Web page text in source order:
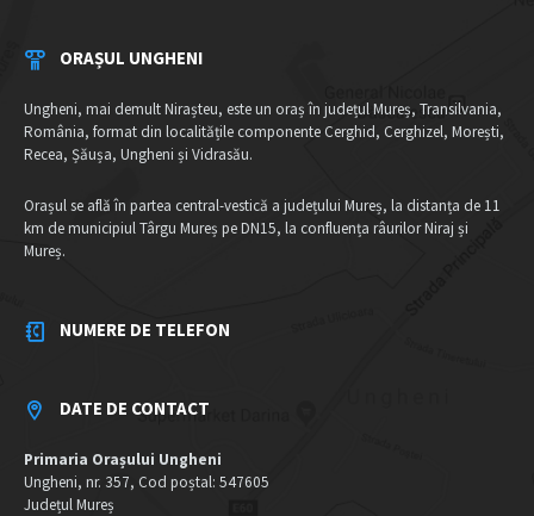
ORAȘUL UNGHENI
Ungheni, mai demult Nirașteu, este un oraș în județul Mureș, Transilvania,
România, format din localitățile componente Cerghid, Cerghizel, Morești,
Recea, Șăușa, Ungheni și Vidrasău.
Orașul se află în partea central-vestică a județului Mureș, la distanța de 11
km de municipiul Târgu Mureș pe DN15, la confluența râurilor Niraj și
Mureș.
NUMERE DE TELEFON
DATE DE CONTACT
Primaria Orașului Ungheni
Ungheni, nr. 357, Cod poștal: 547605
Județul Mureș